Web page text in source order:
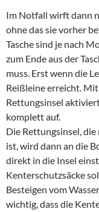
Im Notfall wirft dann
ohne das sie vorher
Tasche sind je nach
zum Ende aus der
muss. Erst wenn die
Reißleine erreicht.
Rettungsinsel
komplett auf.
Die Rettungsinsel,
ist, wird dann an die
direkt in die Insel
Kenterschutzsäcke
Besteigen vom
wichtig, dass die